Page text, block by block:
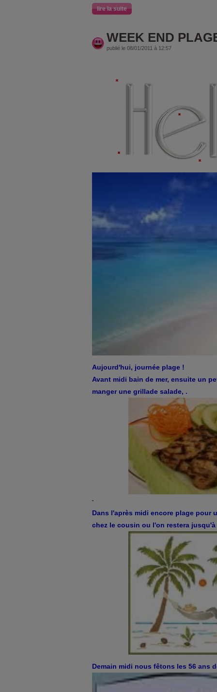
lire la suite
WEEK END
publié le 08/01/2011 à 12:57
Aujourd'hui, journée plage !
Avant midi bain de mer, ensuite un
manger une grillade salade, .
Dans l'après midi encore plage pour
chez le cousin ou l'on restera
Demain midi nous fêtons les 56 ans